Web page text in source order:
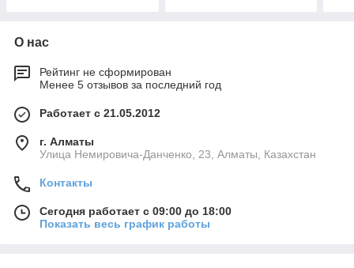
О нас
Рейтинг не сформирован
Менее 5 отзывов за последний год
Работает с 21.05.2012
г. Алматы
Улица Немировича-Данченко, 23, Алматы, Казахстан
Контакты
Сегодня работает с 09:00 до 18:00
Показать весь график работы